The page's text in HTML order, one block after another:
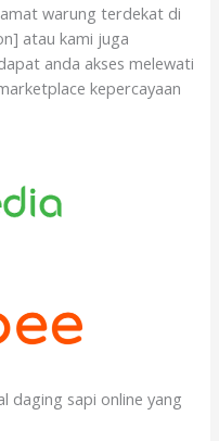
warung terdekat di
atau kami juga
anda akses melewati
kepercayaan
daging sapi online yang